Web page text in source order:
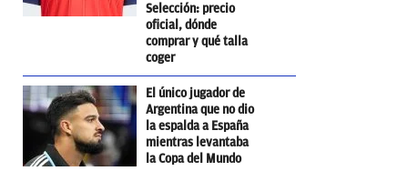
Selección: precio
oficial, dónde
comprar y qué talla
coger
El único jugador de
Argentina que no dio
la espalda a España
mientras levantaba
la Copa del Mundo